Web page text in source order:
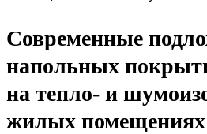
Современные
напольных
на тепло- и
жилых помещениях